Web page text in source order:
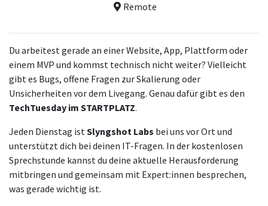
Remote
Du arbeitest gerade an einer Website, App, Plattform oder
einem MVP und kommst technisch nicht weiter? Vielleicht
gibt es Bugs, offene Fragen zur Skalierung oder
Unsicherheiten vor dem Livegang. Genau dafür gibt es den
TechTuesday im STARTPLATZ.
Jeden Dienstag istSlyngshot Labs bei uns vor Ort und
unterstützt dich bei deinen IT-Fragen. In der kostenlosen
Sprechstunde kannst du deine aktuelle Herausforderung
mitbringen und gemeinsam mit Expert:innen besprechen,
was gerade wichtig ist.